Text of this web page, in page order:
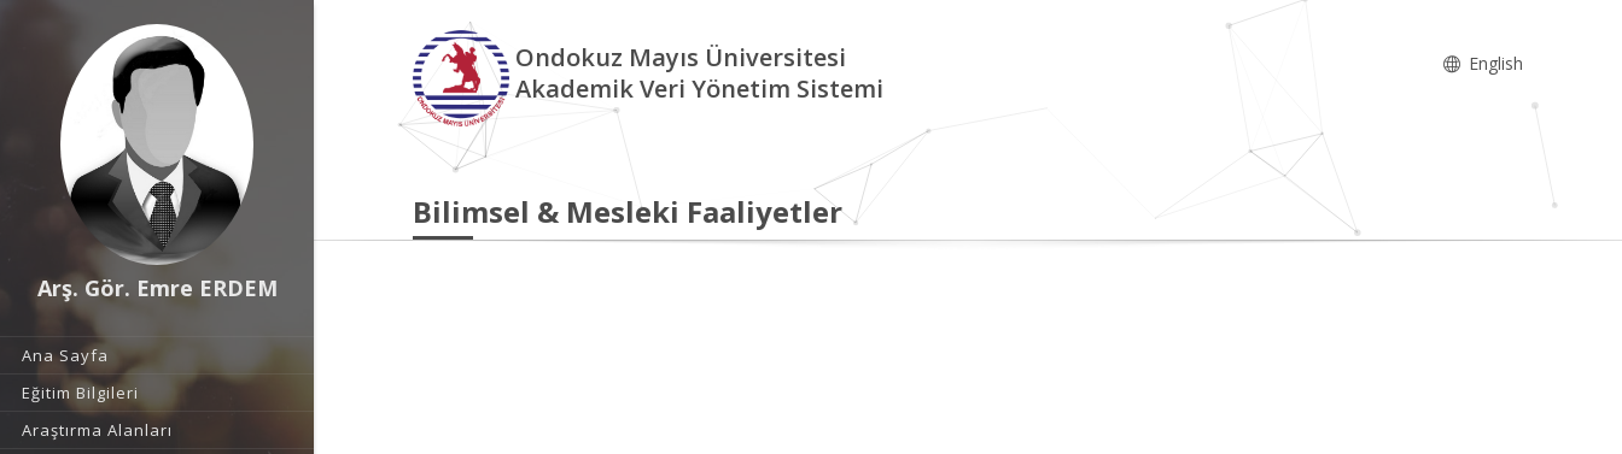
Arş. Gör. Emre ERDEM
Ana Sayfa
Eğitim Bilgileri
Araştırma Alanları
Ondokuz Mayıs Üniversitesi
Akademik Veri Yönetim Sistemi
English
Bilimsel & Mesleki Faaliyetler